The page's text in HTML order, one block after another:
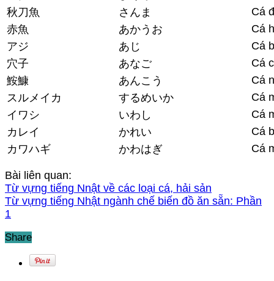
秋刀魚
さんま
Cá
赤魚
あかうお
Cá
アジ
あじ
Cá
穴子
あなご
Cá
鮟鱇
あんこう
Cá
スルメイカ
するめいか
Cá
イワシ
いわし
Cá
カレイ
かれい
Cá
カワハギ
かわはぎ Cá
Bài liên quan:
Từ vựng tiếng Nnật về các loại cá, hải sản
Từ vựng tiếng Nhật ngành chế biến đồ ăn sẵn: Phần
1
Share